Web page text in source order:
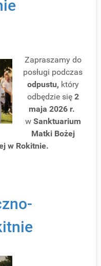
Zapraszamy do
posługi podczas
odpustu, który
odbędzie się 2
maja 2026 r.
w Sanktuarium
Matki Bożej
w Rokitnie.